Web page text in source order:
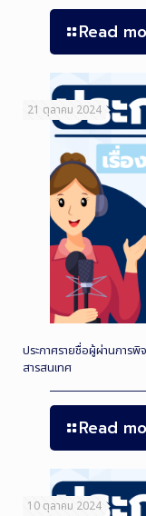
Read
21 ตุลาคม 2024
ประกาศรายชื่อผู้ผ่านการพิ
สารสนเทศ
Read
10 ตุลาคม 2024